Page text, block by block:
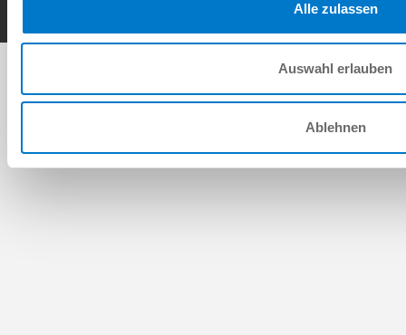
Alle zulassen
Auswahl erlauben
Ablehnen